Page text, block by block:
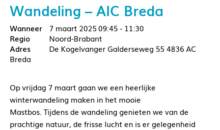
Wandeling – AIC Breda
7 maart 2025 09:45 - 11:30
Noord-Brabant
De Kogelvanger Galderseweg 55 4836 AC
Breda
Op vrijdag 7 maart gaan we een heerlijke
winterwandeling maken in het mooie
Mastbos. Tijdens de wandeling genieten we van de
prachtige natuur, de frisse lucht en is er gelegenheid